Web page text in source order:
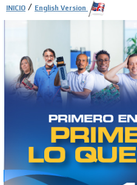
INICIO / English Version
ADS-3A
ADS-3B